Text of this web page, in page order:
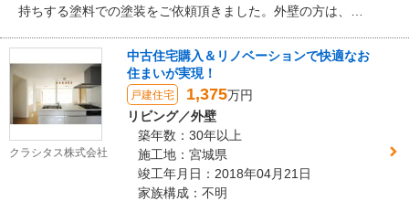
持ちする塗料での塗装をご依頼頂きました。外壁の方は、東
ご希望。また、既存のサンルーフ屋根を移設して、新たにサ
ンルームを設置して欲しいとの事でした。 弊社からは、屋根
の塗料を高圧洗浄とケレンで極力落とし、入念な下地処理を
した上で計3回の塗装で仕上げ、美観と耐久性を実現。 外壁
については屋根同様に旧塗膜を落とし、欠損部分を補修の
上、計3回塗装しております。 そして、奥様のかねてからの
夢だったサンルームは、使いやすさと見た目の良さから１間
＋1.5間の連結にてご提案致しました。
クラシタス株式会社
中古住宅購入＆リノベーションで快適なお
住まいが実現！
戸建住宅 1,375万円
リビング／外壁
築年数：30年以上
施工地：宮城県
竣工年月日：2018年04月21日
家族構成：不明